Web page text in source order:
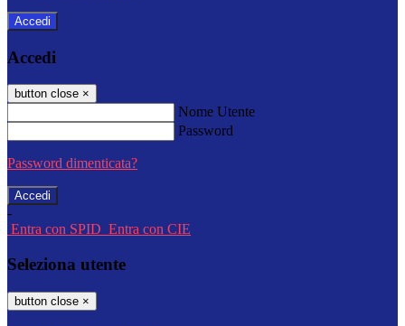
Accedi
Accedi
button close ×
Nome Utente
Password
Password dimenticata?
-
Entra con SPID Entra con CIE
Seleziona utente
button close ×